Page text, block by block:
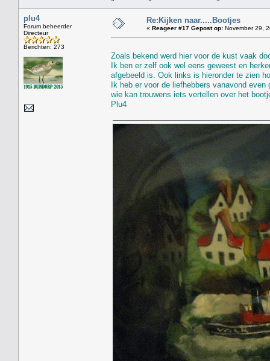
plu4
Forum beheerder
Directeur
Berichten: 273
Re:Kijken naar.....Bootjes
« Reageer #17 Gepost op: November 29,
Zoals bekend werd hier voor de kust vaak
Ik ben er zelf ook wel eens geweest en
afgebeeld is. Ook links is hieronder te zien
Ik heb er voor de liefhebbers vanavond
wie kan trouwens iets vertellen over het
Plu4